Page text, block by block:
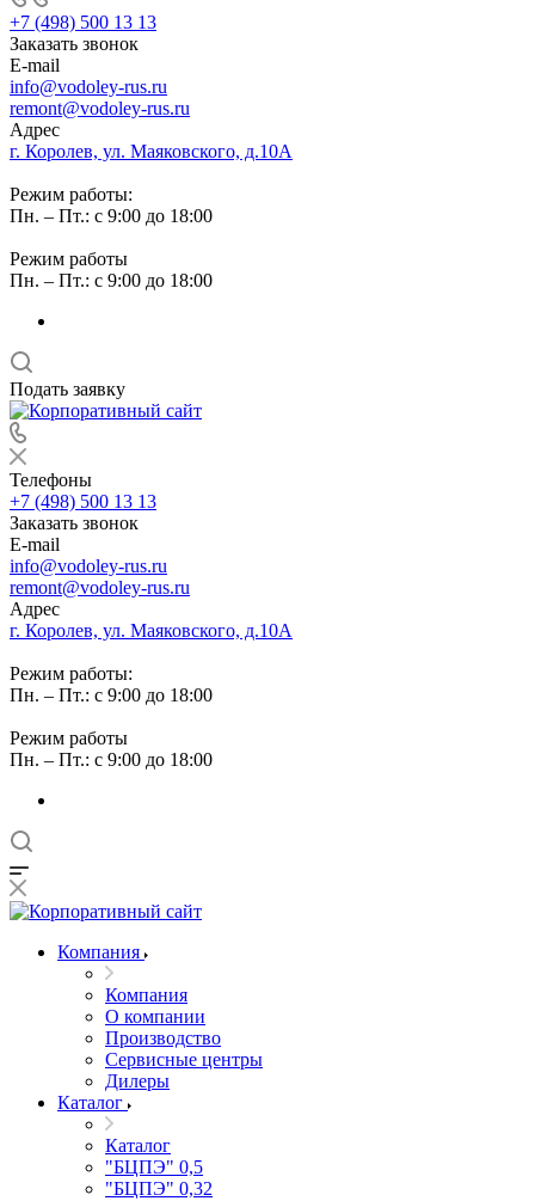
+7 (498) 500 13 13
Заказать звонок
E-mail
info@vodoley-rus.ru
remont@vodoley-rus.ru
Адрес
г. Королев, ул. Маяковского, д.10А
Режим работы:
Пн. – Пт.: с 9:00 до 18:00
Режим работы
Пн. – Пт.: с 9:00 до 18:00
Подать заявку
Телефоны
+7 (498) 500 13 13
Заказать звонок
E-mail
info@vodoley-rus.ru
remont@vodoley-rus.ru
Адрес
г. Королев, ул. Маяковского, д.10А
Режим работы:
Пн. – Пт.: с 9:00 до 18:00
Режим работы
Пн. – Пт.: с 9:00 до 18:00
Компания
Компания
О компании
Производство
Сервисные центры
Дилеры
Каталог
Каталог
"БЦПЭ" 0,5
"БЦПЭ" 0,32